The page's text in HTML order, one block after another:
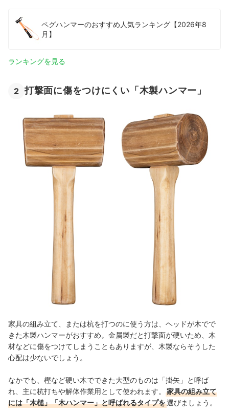
ペグハンマーのおすすめ人気ランキング【2026年8
月】
ランキングを見る
2 打撃面に傷をつけにくい「木製ハンマー」
家具の組み立て、または杭を打つのに使う方は、ヘッドが木でで
きた木製ハンマーがおすすめ。金属製だと打撃面が硬いため、木
材などに傷をつけてしまうこともありますが、木製ならそうした
心配は少ないでしょう。
なかでも、樫など硬い木でできた大型のものは「掛矢」と呼ば
れ、主に杭打ちや解体作業用として使われます。
家具の組み立て
には「木槌」「木ハンマー」と呼ばれるタイプを選びましょう。